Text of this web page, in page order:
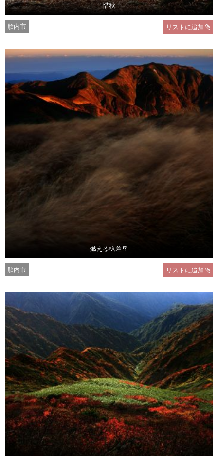
惜秋
胎内市 リストに追加
燃える杁差岳
胎内市 リストに追加